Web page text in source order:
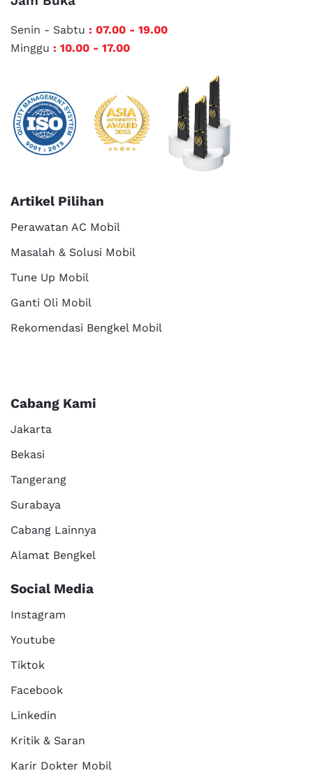
Senin - Sabtu : 07.00 - 19.00
Minggu : 10.00 - 17.00
Artikel Pilihan
Perawatan AC Mobil
Masalah & Solusi Mobil
Tune Up Mobil
Ganti Oli Mobil
Rekomendasi Bengkel Mobil
Cabang Kami
Jakarta
Bekasi
Tangerang
Surabaya
Cabang Lainnya
Alamat Bengkel
Social Media
Instagram
Youtube
Tiktok
Facebook
Linkedin
Kritik & Saran
Karir Dokter Mobil